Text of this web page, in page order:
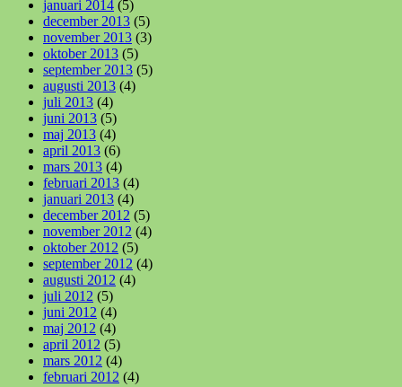
januari 2014 (5)
december 2013 (5)
november 2013 (3)
oktober 2013 (5)
september 2013 (5)
augusti 2013 (4)
juli 2013 (4)
juni 2013 (5)
maj 2013 (4)
april 2013 (6)
mars 2013 (4)
februari 2013 (4)
januari 2013 (4)
december 2012 (5)
november 2012 (4)
oktober 2012 (5)
september 2012 (4)
augusti 2012 (4)
juli 2012 (5)
juni 2012 (4)
maj 2012 (4)
april 2012 (5)
mars 2012 (4)
februari 2012 (4)